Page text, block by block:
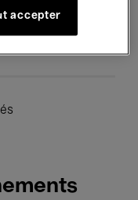
accepter